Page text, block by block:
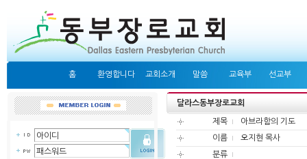
홈 환영합니다 교회소개 말씀 교육부 선교부
달라스동부장로교회
제목
아브라함의 기도
이름
오지현 목사
분류